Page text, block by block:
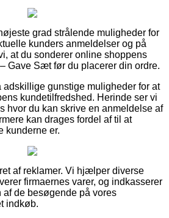
grad strålende muligheder for
kunders anmeldelser og på
at du sonderer online shoppens
Gave Sæt før du placerer din ordre.
adskillige gunstige muligheder for at
kundetilfredshed. Herinde ser vi
hvor du kan skrive en anmeldelse af
kan drages fordel af til at
kunderne er.
af reklamer. Vi hjælper diverse
firmaernes varer, og indkasserer
af de besøgende på vores
indkøb.